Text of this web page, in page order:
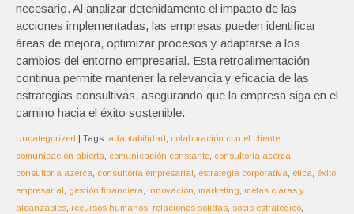
necesario. Al analizar detenidamente el impacto de las
acciones implementadas, las empresas pueden identificar
áreas de mejora, optimizar procesos y adaptarse a los
cambios del entorno empresarial. Esta retroalimentación
continua permite mantener la relevancia y eficacia de las
estrategias consultivas, asegurando que la empresa siga en el
camino hacia el éxito sostenible.
Uncategorized | Tags: adaptabilidad colaboración con el cliente
comunicación abierta
comunicación constante consultoría acerca
consultoria azerca
consultoría empresarial estrategia corporativa ética
éxito
empresarial
gestión financiera innovación marketing
metas claras y
alcanzables recursos humanos relaciones sólidas socio estratégico